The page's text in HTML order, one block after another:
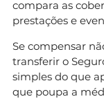
compara as
prestações e
Se compensar
transferir o
simples do que
que poupa a